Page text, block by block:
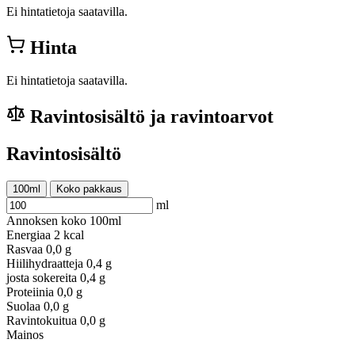
Ei hintatietoja saatavilla.
Hinta
Ei hintatietoja saatavilla.
Ravintosisältö ja ravintoarvot
Ravintosisältö
100ml Koko pakkaus
ml
Annoksen koko 100ml
Energiaa 2 kcal
Rasvaa 0,0 g
Hiilihydraatteja 0,4 g
josta sokereita 0,4 g
Proteiinia 0,0 g
Suolaa 0,0 g
Ravintokuitua 0,0 g
Mainos